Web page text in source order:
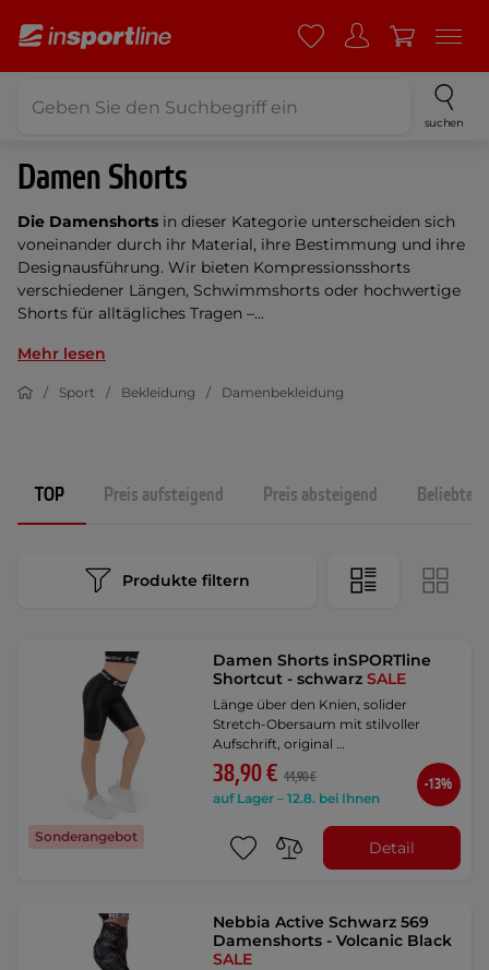
suchen
Damen Shorts
Die Damenshorts in dieser Kategorie unterscheiden sich
voneinander durch ihr Material, ihre Bestimmung und ihre
Designausführung. Wir bieten Kompressionsshorts
verschiedener Längen, Schwimmshorts oder hochwertige
Shorts für alltägliches Tragen –...
Mehr lesen
Sport Bekleidung Damenbekleidung
TOP Preis aufsteigend Preis absteigend
Produkte filtern
Sonderangebot
Damen Shorts inSPORTline
Shortcut - schwarzSALE
Länge über den Knien, solider
Stretch-Obersaum mit stilvoller
Aufschrift, original …
38,90 € 44,90 €
auf Lager – 12.8. bei Ihnen
-13%
Detail
Nebbia Active Schwarz 569
Damenshorts - Volcanic Black
SALE